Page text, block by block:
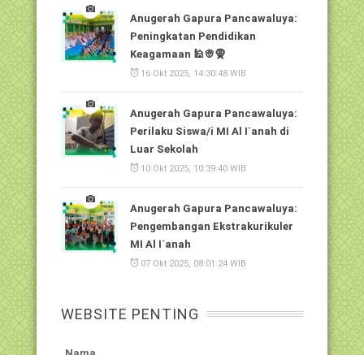
Anugerah Gapura Pancawaluya:
Peningkatan Pendidikan
Keagamaan 🕌👳🧕
16 Okt 2025, 14:30:48 WIB
Anugerah Gapura Pancawaluya:
Perilaku Siswa/i MI Al I`anah di
Luar Sekolah
10 Okt 2025, 10:39:40 WIB
Anugerah Gapura Pancawaluya:
Pengembangan Ekstrakurikuler
MI Al I`anah
07 Okt 2025, 08:01:24 WIB
WEBSITE PENTING